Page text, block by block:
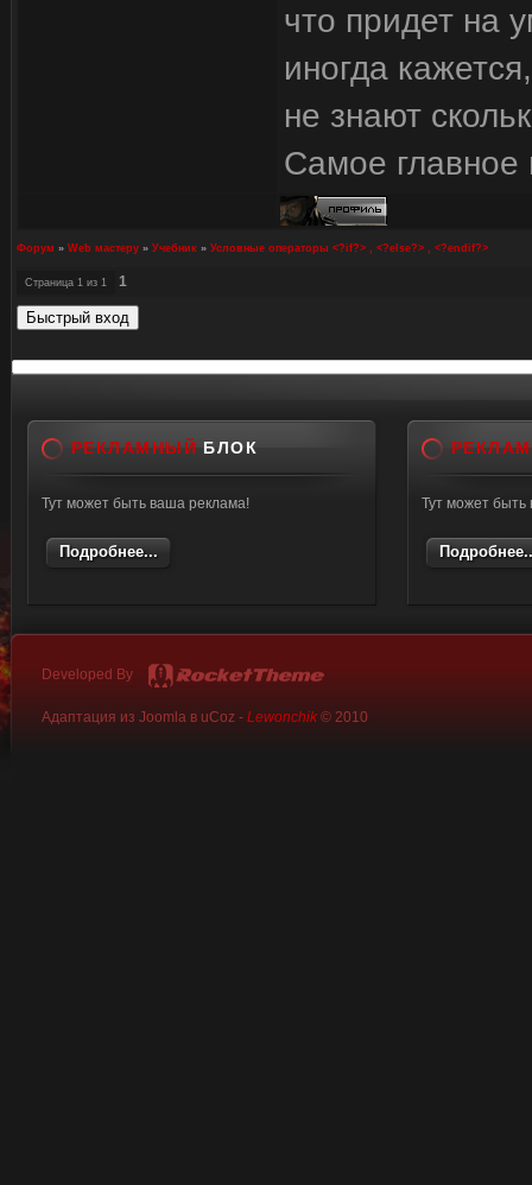
что придет на
иногда
не знают
Самое главное
Форум » Web мастеру » Учебник » Условные операторы <?if?> , <?else?> , <?endif?>
Страница 1 из 1 1
РЕКЛАМНЫЙ БЛОК
Тут может быть ваша реклама!
Подробнее...
Тут может
Developed By
Адаптация из Joomla в uCoz - Lewonchik© 2010